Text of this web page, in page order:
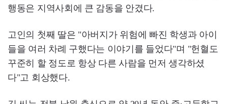
행동은 지역사회에 큰 감동을 안겼다.
고인의 첫째 딸은 "아버지가 위험에 빠진 학생과 아이
들을 여러 차례 구했다는 이야기를 들었다"며 "헌혈도
꾸준히 할 정도로 항상 다른 사람을 먼저 생각하셨
다"고 회상했다.